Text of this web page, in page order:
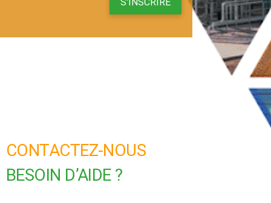
CONTACTEZ-NOUS
BESOIN D’AIDE ?